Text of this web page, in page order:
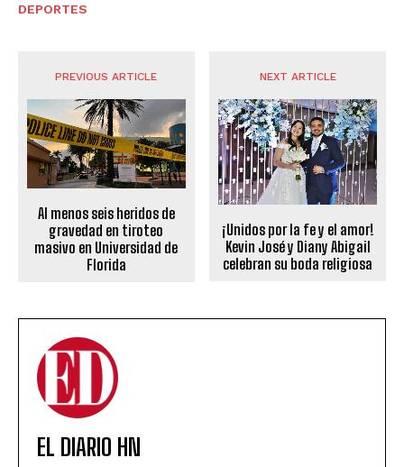
DEPORTES
PREVIOUS ARTICLE
Al menos seis heridos de
gravedad en tiroteo
masivo en Universidad de
Florida
NEXT ARTICLE
¡Unidos por la fe y el amor!
Kevin José y Diany Abigail
celebran su boda religiosa
EL DIARIO HN